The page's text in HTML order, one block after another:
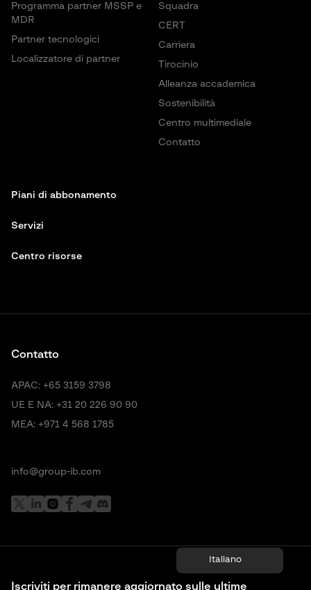
Programma partner MSSP e
MDR
Partner tecnologici
Localizzatore di partner
Squadra
CERT
Carriera
Tirocinio
Alleanza accademica
Sostenibilità
Centro multimediale
Contatto
Piani di abbonamento
Servizi
Centro risorse
Iscriviti per rimanere aggiornato sulle ultime
Contatto
APAC: +65 3159 3798
UE E NA: +31 20 226 90 90
MEA: +971 4 568 1785
info@group-ib.com
Italiano